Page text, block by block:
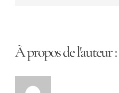
À propos de l'auteur :